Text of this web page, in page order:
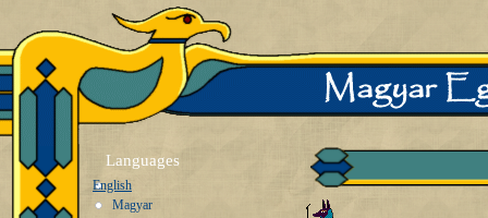
Languages
English
Magyar